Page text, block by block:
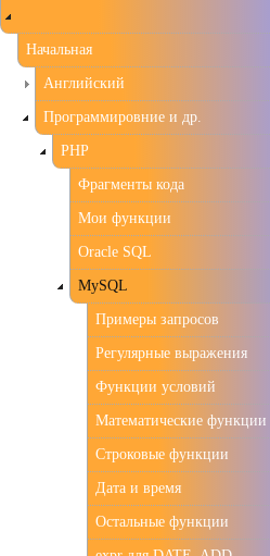
{#
MySQL |
Начальная
Английский
Программировние и др.
PHP
Фрагменты кода
Мои функции
Oracle SQL
MySQL
Примеры запросов
Регулярные выражения
Функции условий
Математические функции
Строковые функции
Дата и время
Остальные функции